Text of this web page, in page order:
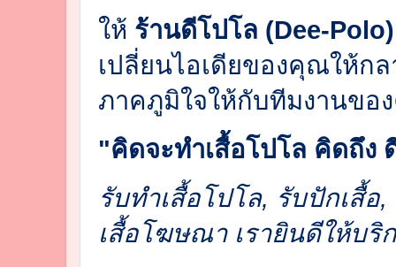
ให้ ร้านดีโปโล (Dee-Polo)
เปลี่ยนไอเดียของคุณให้ก
ภาคภูมิใจให้กับทีมงานขอ
"คิดจะทำเสื้อโปโล คิดถึง
รับทำเสื้อโปโล, รับปักเสื้
เสื้อโฆษณา เรายินดีให้บริ